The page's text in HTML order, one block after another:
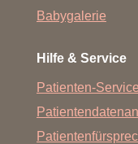
Babygalerie
Hilfe & Service
Patienten-